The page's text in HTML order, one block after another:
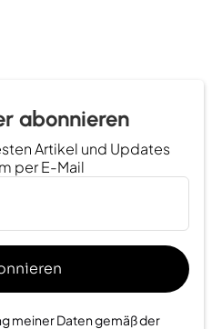
abonnieren
Artikel und Updates
per E-Mail
meiner Daten gemäß der